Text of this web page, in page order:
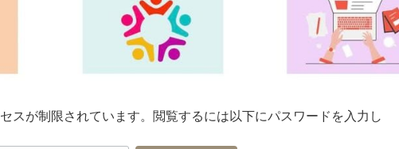
スが制限されています。閲覧するには以下にパスワードを入力し